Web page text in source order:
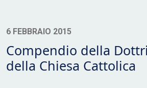
6 FEBBRAIO 2015
Compendio della
della Chiesa Cattolica